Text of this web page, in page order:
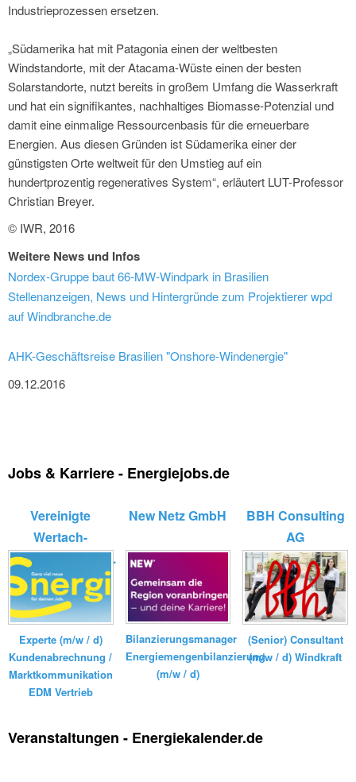
Industrieprozessen ersetzen.
„Südamerika hat mit Patagonia einen der weltbesten
Windstandorte, mit der Atacama-Wüste einen der besten
Solarstandorte, nutzt bereits in großem Umfang die Wasserkraft
und hat ein signifikantes, nachhaltiges Biomasse-Potenzial und
damit eine einmalige Ressourcenbasis für die erneuerbare
Energien. Aus diesen Gründen ist Südamerika einer der
günstigsten Orte weltweit für den Umstieg auf ein
hundertprozentig regeneratives System“, erläutert LUT-Professor
Christian Breyer.
© IWR, 2016
Weitere News und Infos
Nordex-Gruppe baut 66-MW-Windpark in Brasilien
Stellenanzeigen, News und Hintergründe zum Projektierer wpd
auf Windbranche.de
AHK-Geschäftsreise Brasilien "Onshore-Windenergie"
09.12.2016
Jobs & Karriere - Energiejobs.de
Vereinigte
Wertach-
Elektrizitätswerk...
Experte (m/w / d)
Kundenabrechnung /
Marktkommunikation
EDM Vertrieb
New Netz GmbH
Bilanzierungsmanager
Energiemengenbilanzierung
(m/w / d)
BBH Consulting
AG
(Senior) Consultant
(m/w / d) Windkraft
Veranstaltungen - Energiekalender.de